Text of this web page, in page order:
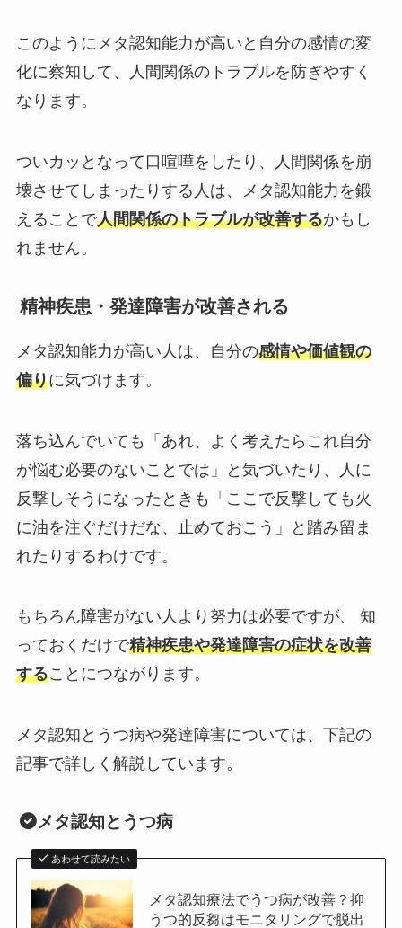
このようにメタ認知能力が高いと自分の感情の変
化に察知して、人間関係のトラブルを防ぎやすく
なります。
ついカッとなって口喧嘩をしたり、人間関係を崩
壊させてしまったりする人は、メタ認知能力を鍛
えることで人間関係のトラブルが改善するかもし
れません。
精神疾患・発達障害が改善される
メタ認知能力が高い人は、自分の感情や価値観の
偏りに気づけます。
落ち込んでいても「あれ、よく考えたらこれ自分
が悩む必要のないことでは」と気づいたり、人に
反撃しそうになったときも「ここで反撃しても火
に油を注ぐだけだな、止めておこう」と踏み留ま
れたりするわけです。
もちろん障害がない人より努力は必要ですが、 知
っておくだけで精神疾患や発達障害の症状を改善
することにつながります。
メタ認知とうつ病や発達障害については、下記の
記事で詳しく解説しています。
メタ認知とうつ病
あわせて読みたい
メタ認知療法でうつ病が改善？抑
うつ的反芻はモニタリングで脱出